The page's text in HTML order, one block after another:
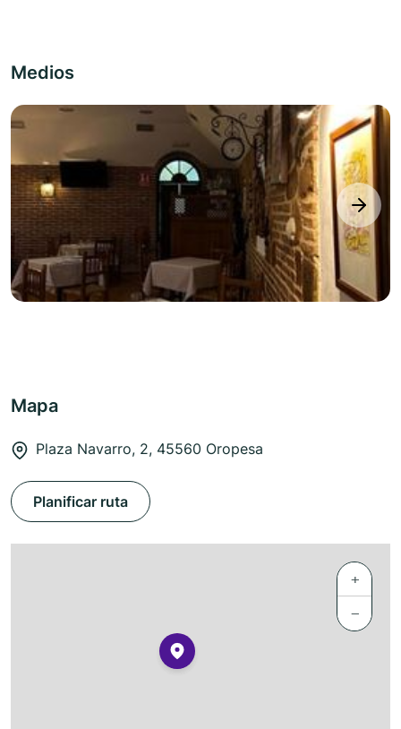
Medios
next
Mapa
Plaza Navarro, 2, 45560 Oropesa
Planificar ruta
+
−